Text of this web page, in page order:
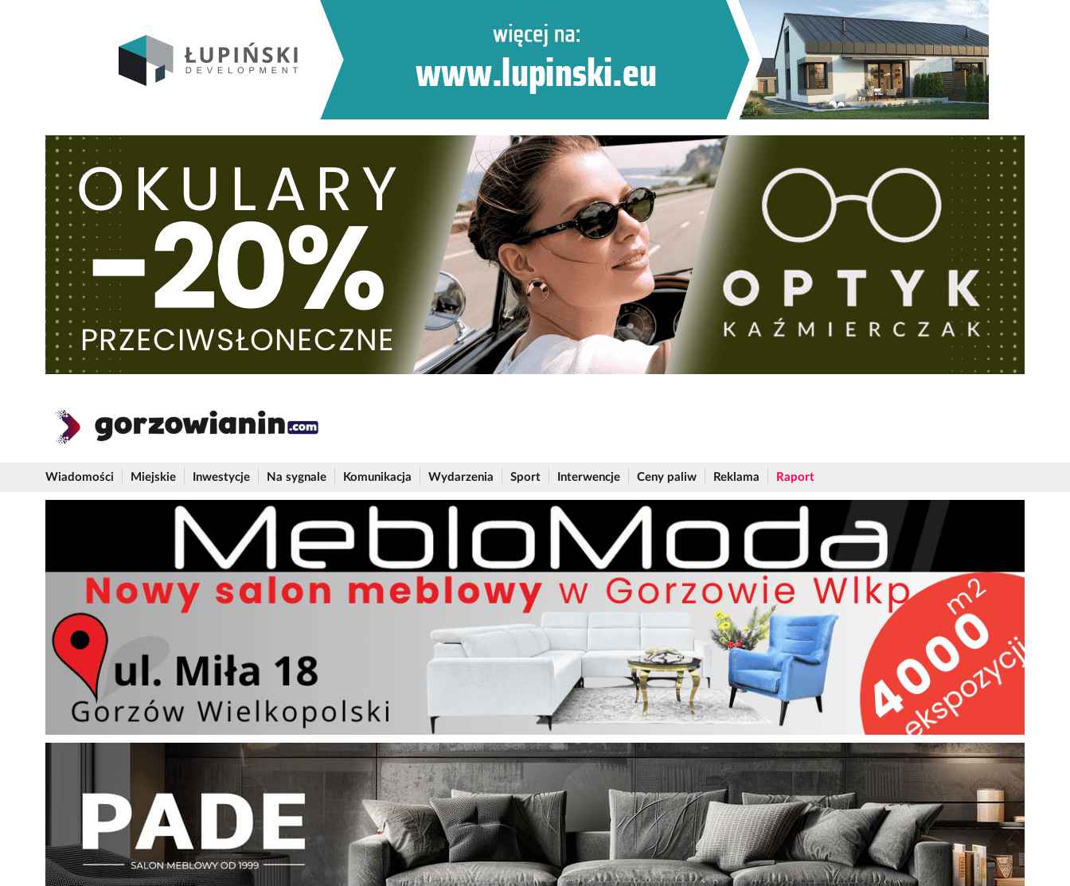
Wiadomości Miejskie Inwestycje Na sygnale Komunikacja Wydarzenia Sport Interwencje Ceny paliw Reklama Raport